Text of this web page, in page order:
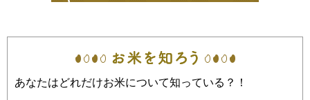
あなたはどれだけお米について知っている？！